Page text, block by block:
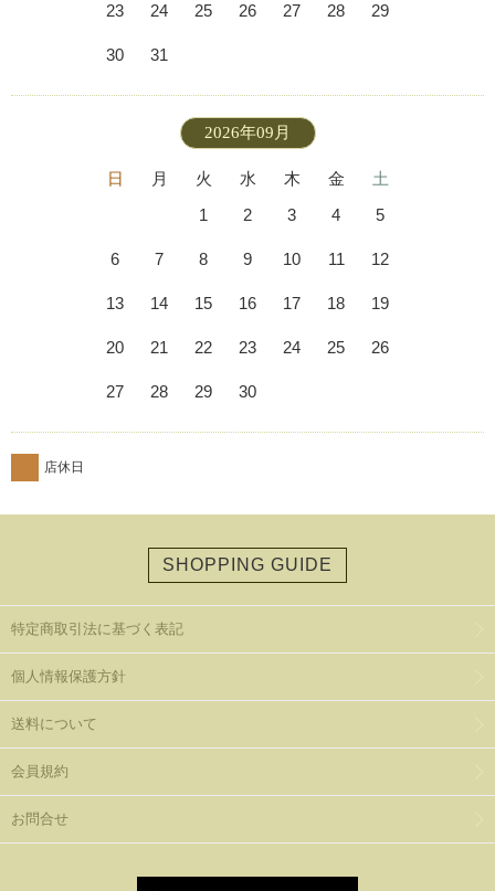
23 24 25 26 27 28 29
30 31
2026年09月
日 月 火 水 木 金
土
1
2 3 4 5
6 7 8 9 10 11 12
13 14 15 16 17 18 19
20 21 22 23 24 25 26
27 28 29 30
店休日
SHOPPING GUIDE
特定商取引法に基づく表記
個人情報保護方針
送料について
会員規約
お問合せ